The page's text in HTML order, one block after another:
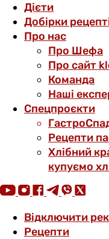
Дієти
Добірки
Про нас
Про Шефа
Про сайт
Команда
Наші
Спецпроєкти
Рецепти
Хлібний
купуємо
Відключити
Рецепти